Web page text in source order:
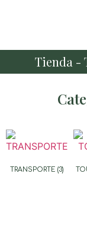
Tienda -
TRANSPORTE (3)